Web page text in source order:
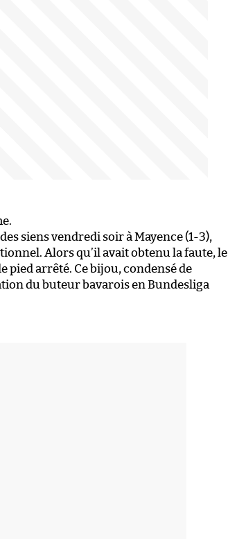
siens vendredi soir à Mayence (1-3),
Alors qu’il avait obtenu la faute, le
pied arrêté. Ce bijou, condensé de
du buteur bavarois en Bundesliga